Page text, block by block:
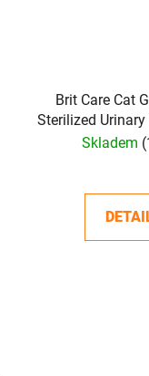
Brit Care Cat
Sterilized
Skladem